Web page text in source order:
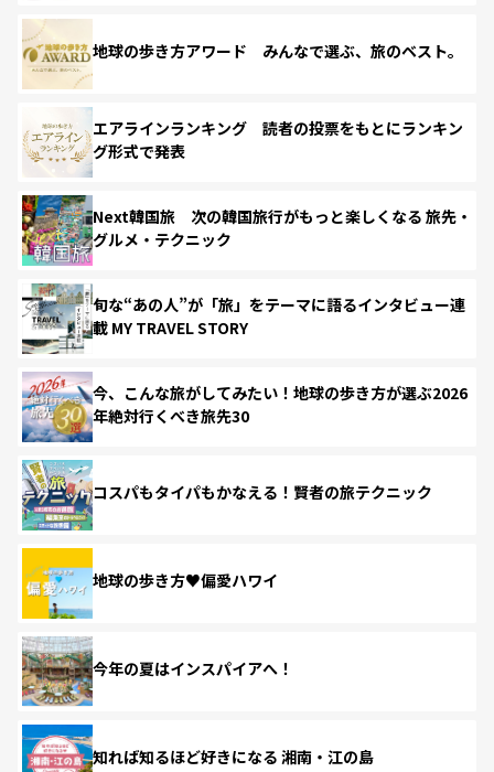
地球の歩き方アワード みんなで選ぶ、旅のベスト。
エアラインランキング 読者の投票をもとにランキン
グ形式で発表
Next韓国旅 次の韓国旅行がもっと楽しくなる 旅先・
グルメ・テクニック
旬な“あの人”が「旅」をテーマに語るインタビュー連
載 MY TRAVEL STORY
今、こんな旅がしてみたい！地球の歩き方が選ぶ2026
年絶対行くべき旅先30
コスパもタイパもかなえる！賢者の旅テクニック
地球の歩き方♥偏愛ハワイ
今年の夏はインスパイアへ！
知れば知るほど好きになる 湘南・江の島